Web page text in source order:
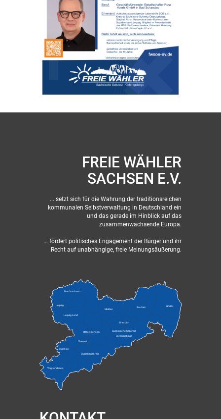
FREIE WÄHLER
SACHSEN E.V.
... setzt sich für die Wahrung der traditionsreichen
kommunalen Selbstverwaltung in Deutschland ein
und das gerade im Hinblick auf das
zusammenwachsende Europa.
... fördert politisches Engagement der Bürger und ihr
Recht auf unabhängige, freie Meinungsäußerung.
Bautzen Görlitz
Leipzig
Leipzig Land
Meißen
Erzgebirgskreis
Mittelsachsen
Nordsachsen
Osterzgebirge
Sächsische Schweiz-
Vogtlandkreis
Zwickau
Dresden
Chemnitz